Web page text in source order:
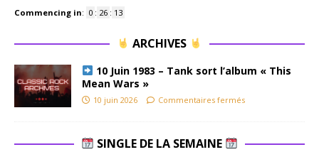
Commencing in: 0 : 26 : 12
ARCHIVES
10 Juin 1983 – Tank sort l’album « This
Mean Wars »
10 juin 2026 Commentaires fermés
SINGLE DE LA SEMAINE